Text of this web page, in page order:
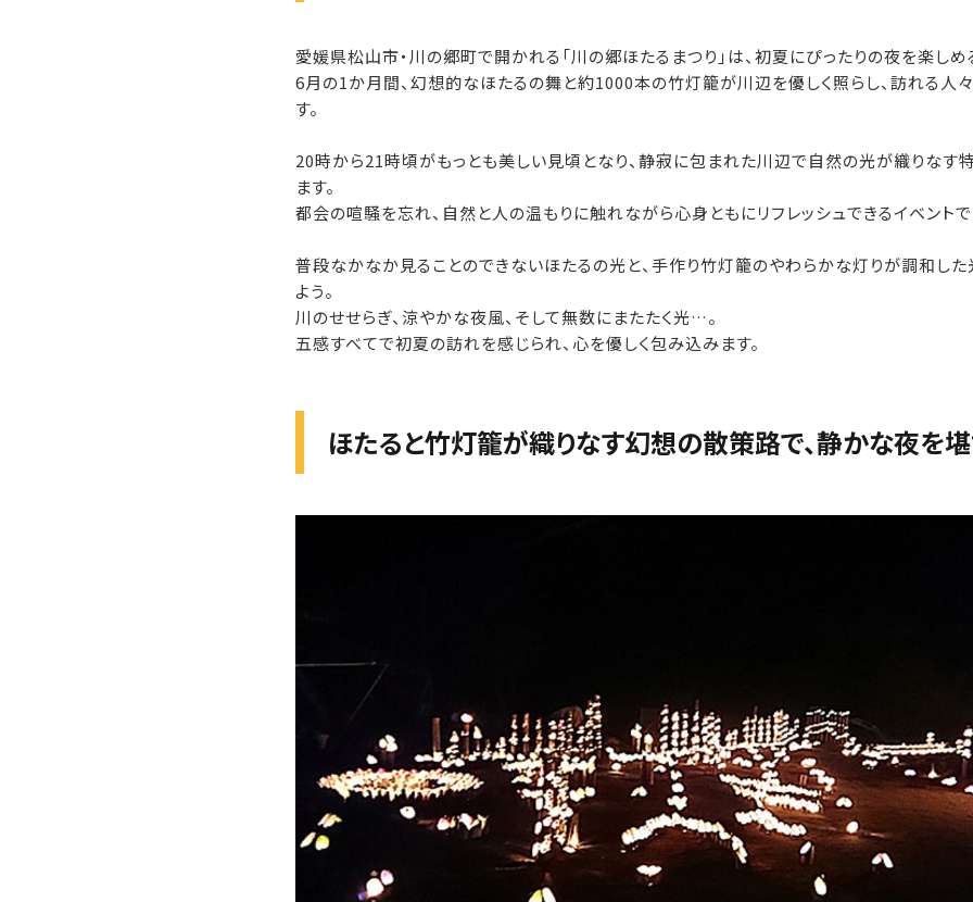
愛媛県松山市・川の郷町で開かれる「川の郷ほたるまつり」は、初夏にぴったりの夜を楽しめ
6月の1か月間、幻想的なほたるの舞と約1000本の竹灯籠が川辺を優しく照らし、訪れる人
す。
20時から21時頃がもっとも美しい見頃となり、静寂に包まれた川辺で自然の光が織りなす
ます。
都会の喧騒を忘れ、自然と人の温もりに触れながら心身ともにリフレッシュできるイベントで
普段なかなか見ることのできないほたるの光と、手作り竹灯籠のやわらかな灯りが調和し
よう。
川のせせらぎ、涼やかな夜風、そして無数にまたたく光…。
五感すべてで初夏の訪れを感じられ、心を優しく包み込みます。
ほたると竹灯籠が織りなす幻想の散策路で、静かな夜を